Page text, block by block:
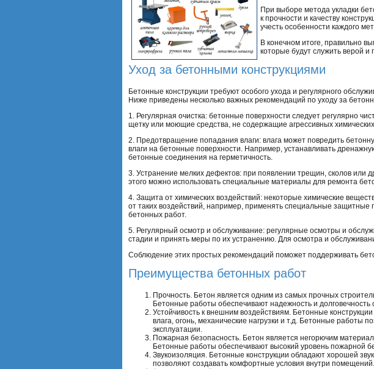
При выборе метода укладки
к прочности и качеству
учесть особенности каждого
В конечном итоге, правильно
которые будут служить верой
Уход за бетонными конструкциями
Бетонные конструкции требуют особого ухода и регулярного
Ниже приведены несколько важных рекомендаций по уходу за
1. Регулярная очистка: бетонные поверхности следует регулярно
щетку или моющие средства, не содержащие агрессивных
2. Предотвращение попадания влаги: влага может повредить
влаги на бетонные поверхности. Например, устанавливать
бетонные соединения на герметичность.
3. Устранение мелких дефектов: при появлении трещин, сколов или
этого можно использовать специальные материалы для ремонта
4. Защита от химических воздействий: некоторые химические
от таких воздействий, например, применять специальные
бетонных работ.
5. Регулярный осмотр и обслуживание: регулярные осмотры и
стадии и принять меры по их устранению. Для осмотра и
Соблюдение этих простых рекомендаций поможет поддерживать
Преимущества бетонных работ
Прочность. Бетон является одним из самых прочных
Бетонные работы обеспечивают надежность и долговечность
Устойчивость к внешним воздействиям. Бетонные
влага, огонь, механические нагрузки и т.д. Бетонные работы
эксплуатации.
Пожарная безопасность. Бетон является негорючим
Бетонные работы обеспечивают высокий уровень пожарной
Звукоизоляция. Бетонные конструкции обладают хорошей
позволяют создавать комфортные условия внутри помещений.